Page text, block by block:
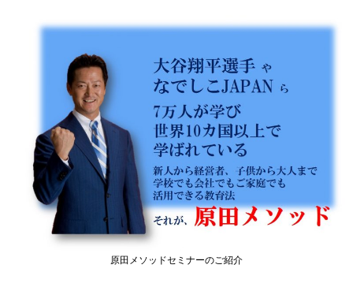
原田メソッドセミナーのご紹介